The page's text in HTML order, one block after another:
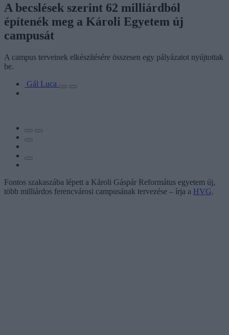
A becslések szerint 62 milliárdból
építenék meg a Károli Egyetem új
campusát
A campus terveinek elkészítésére összesen egy pályázatot nyújtottak
be.
Gál Luca
Fontos szakaszába lépett a Károli Gáspár Református egyetem új,
több milliárdos ferencvárosi campusának tervezése – írja a HVG.